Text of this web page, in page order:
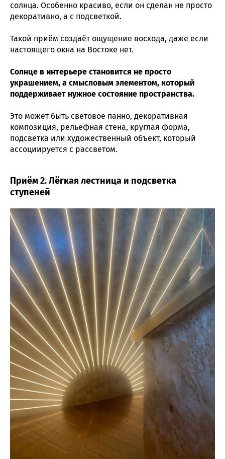
солнца. Особенно красиво, если он сделан не просто
декоративно, а с подсветкой.
Такой приём создаёт ощущение восхода, даже если
настоящего окна на Востоке нет.
Солнце в интерьере становится не просто
украшением, а смысловым элементом, который
поддерживает нужное состояние пространства.
Это может быть световое панно, декоративная
композиция, рельефная стена, круглая форма,
подсветка или художественный объект, который
ассоциируется с рассветом.
Приём 2. Лёгкая лестница и подсветка
ступеней